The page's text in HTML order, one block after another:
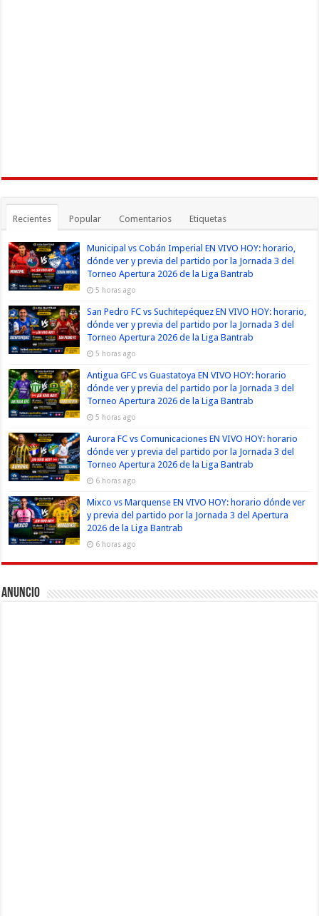
Recientes Popular Comentarios Etiquetas
Municipal vs Cobán Imperial EN VIVO HOY: horario,
dónde ver y previa del partido por la Jornada 3 del
Torneo Apertura 2026 de la Liga Bantrab
5 horas ago
San Pedro FC vs Suchitepéquez EN VIVO HOY: horario,
dónde ver y previa del partido por la Jornada 3 del
Torneo Apertura 2026 de la Liga Bantrab
5 horas ago
Antigua GFC vs Guastatoya EN VIVO HOY: horario
dónde ver y previa del partido por la Jornada 3 del
Torneo Apertura 2026 de la Liga Bantrab
5 horas ago
Aurora FC vs Comunicaciones EN VIVO HOY: horario
dónde ver y previa del partido por la Jornada 3 del
Torneo Apertura 2026 de la Liga Bantrab
6 horas ago
Mixco vs Marquense EN VIVO HOY: horario dónde ver
y previa del partido por la Jornada 3 del Apertura
2026 de la Liga Bantrab
6 horas ago
Anuncio